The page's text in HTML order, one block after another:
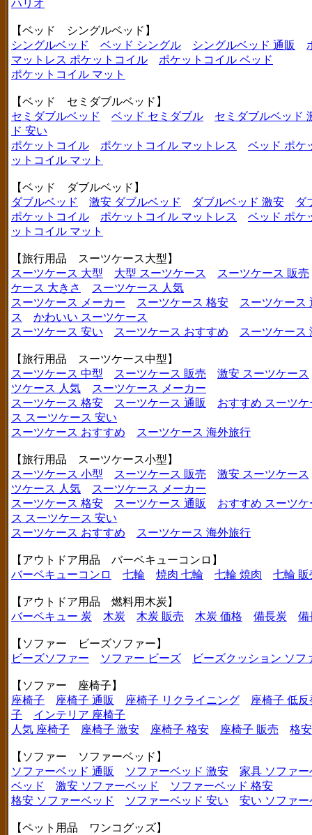
ハリオ
【ベッド シングルベッド】
シングルベッド
ベッド シングル シングルベッド 通販
マットレス ポケットコイル
ポケットコイル ベッド
ポケットコイル マット
【ベッド セミダブルベッド】
セミダブルベッド
ベッド セミダブル
セミダブルベッド
ド 安い
ポケットコイル
ポケットコイル マットレス
ベッド ポケ
ットコイル マット
【ベッド ダブルベッド】
ダブルベッド
激安 ダブルベッド ダブルベッド 激安
ダ
ポケットコイル
ポケットコイル マットレス
ベッド ポケ
ットコイル マット
【旅行用品 スーツケース大型】
スーツケース 大型
大型 スーツケース
スーツケース 販売
ケース 大きさ
スーツケース 人気
スーツケース メーカー
スーツケース 格安
スーツケース
ス
かわいい スーツケース
スーツケース 安い
スーツケース おすすめ スーツケース
【旅行用品 スーツケース中型】
スーツケース 中型
スーツケース 販売
激安 スーツケース
ツケース 人気
スーツケース メーカー
スーツケース 格安
スーツケース 通販
おすすめ スーツケ
ス スーツケース 安い
スーツケース おすすめ
スーツケース 海外旅行
【旅行用品 スーツケース小型】
スーツケース 小型
スーツケース 販売
激安 スーツケース
ツケース 人気
スーツケース メーカー
スーツケース 格安
スーツケース 通販
おすすめ スーツケ
ス スーツケース 安い
スーツケース おすすめ
スーツケース 海外旅行
【アウトドア用品 バーベキューコンロ】
バーベキューコンロ
七輪 焼肉 七輪 七輪 焼肉 七輪 販
【アウトドア用品 燃料用木炭】
バーベキュー 炭
木炭 木炭 販売 木炭 価格 備長炭 備
【ソファー ビーズソファー】
ビーズソファー
ソファー ビーズ ビーズクッション ソフ
【ソファー 座椅子】
座椅子
座椅子 通販 座椅子 リクライニング
座椅子 低反
子
インテリア 座椅子
人気 座椅子
座椅子 激安 座椅子 格安 座椅子 販売 格
【ソファー ソファーベッド】
ソファーベッド 通販
ソファーベッド 激安
家具 ソファー
ベッド
激安 ソファーベッド
ソファーベッド 格安
格安 ソファーベッド
ソファーベッド 安い 安い ソファー
【ペット用品 ワンコグッズ】